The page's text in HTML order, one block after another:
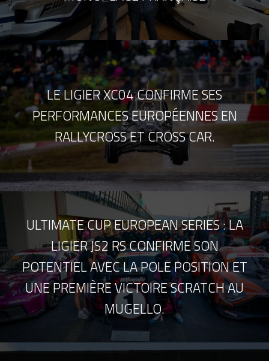
LE LIGIER XC04 CONFIRME SES
PERFORMANCES EUROPÉENNES EN
RALLYCROSS ET CROSS CAR.
ULTIMATE CUP EUROPEAN SERIES : LA
LIGIER JS2 RS CONFIRME SON
POTENTIEL AVEC LA POLE POSITION ET
UNE PREMIÈRE VICTOIRE SCRATCH AU
MUGELLO.